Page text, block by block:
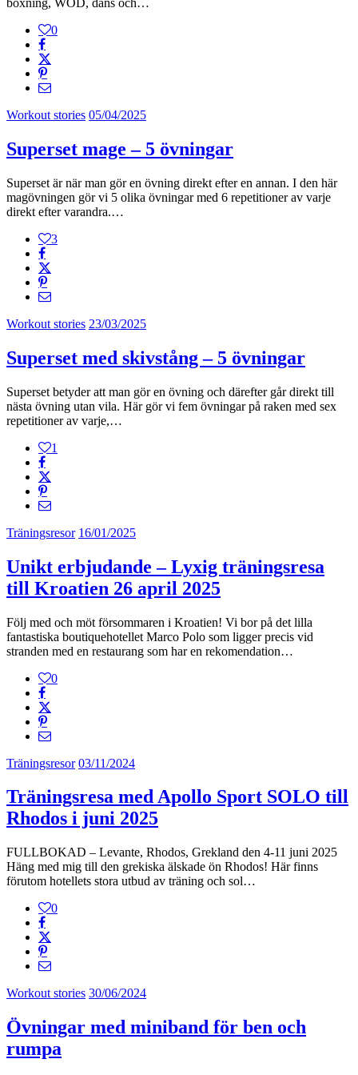
boxning, WOD, dans och…
0
Workout stories 05/04/2025
Superset mage – 5 övningar
Superset är när man gör en övning direkt efter en annan. I den här
magövningen gör vi 5 olika övningar med 6 repetitioner av varje
direkt efter varandra.…
3
Workout stories 23/03/2025
Superset med skivstång – 5 övningar
Superset betyder att man gör en övning och därefter går direkt till
nästa övning utan vila. Här gör vi fem övningar på raken med sex
repetitioner av varje,…
1
Träningsresor 16/01/2025
Unikt erbjudande – Lyxig träningsresa
till Kroatien 26 april 2025
Följ med och möt försommaren i Kroatien! Vi bor på det lilla
fantastiska boutiquehotellet Marco Polo som ligger precis vid
stranden med en restaurang som har en rekomendation…
0
Träningsresor 03/11/2024
Träningsresa med Apollo Sport SOLO till
Rhodos i juni 2025
FULLBOKAD – Levante, Rhodos, Grekland den 4-11 juni 2025
Häng med mig till den grekiska älskade ön Rhodos! Här finns
förutom hotellets stora utbud av träning och sol…
0
Workout stories 30/06/2024
Övningar med miniband för ben och
rumpa